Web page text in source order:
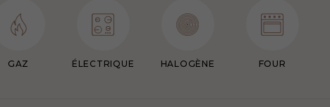
GAZ ÉLECTRIQUE HALOGÈNE FOUR